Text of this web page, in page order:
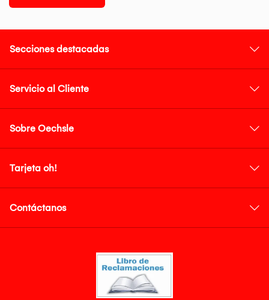
Secciones destacadas
Servicio al Cliente
Sobre Oechsle
Tarjeta oh!
Contáctanos